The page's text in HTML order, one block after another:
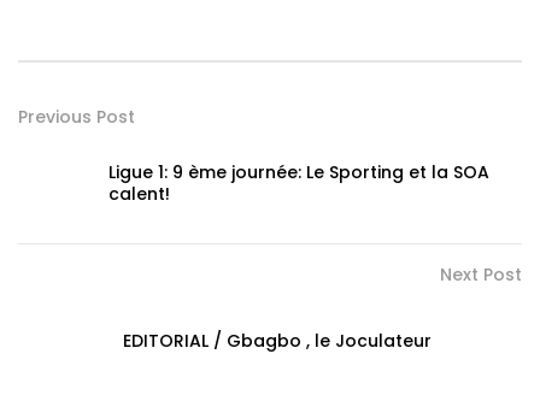
Previous Post
Ligue 1: 9 ème journée: Le Sporting et la SOA
calent!
Next Post
EDITORIAL / Gbagbo , le Joculateur